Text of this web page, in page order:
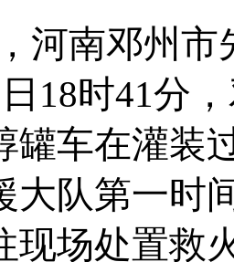
河南邓州
18时41分
罐车在灌装
大队第一时
现场处置救